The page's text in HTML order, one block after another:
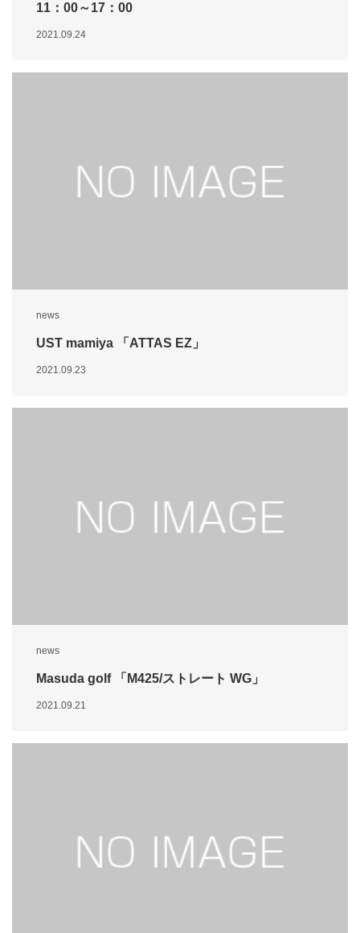
11：00～17：00
2021.09.24
news
UST mamiya 「ATTAS EZ」
2021.09.23
news
Masuda golf 「M425/ストレート WG」
2021.09.21